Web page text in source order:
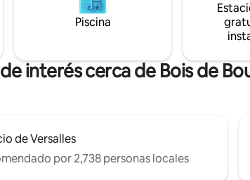
Piscina
interés cerca de Bois de
de Versalles
por 2,738 personas locales